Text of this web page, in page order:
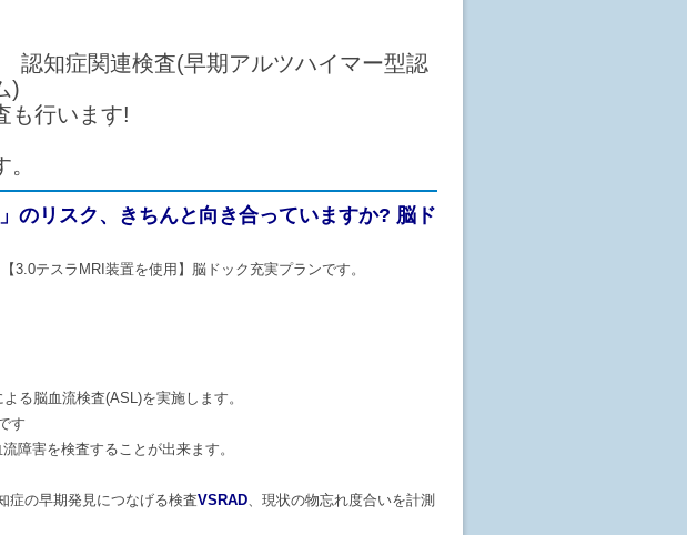
知症関連検査(早期アルツハイマー型認
)
も行います!
のリスク、きちんと向き合っていますか? 脳ド
テスラMRI装置を使用】脳ドック充実プランです。
る脳血流検査(ASL)を実施します。
す
害を検査することが出来ます。
症の早期発見につなげる検査VSRAD、現状の物忘れ度合いを計測